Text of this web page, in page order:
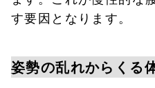
す要因となります。
姿勢の乱れからくる